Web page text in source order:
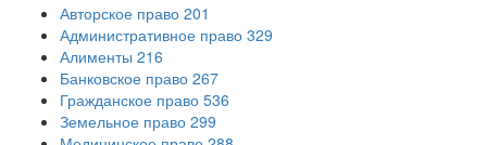
Авторское право 201
Административное право 329
Алименты 216
Банковское право 267
Гражданское право 536
Земельное право 299